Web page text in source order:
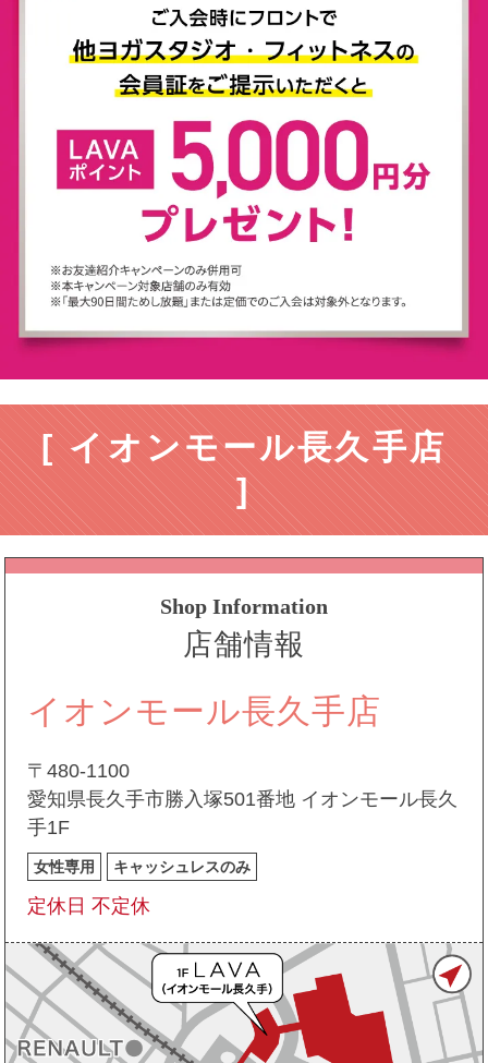
[ イオンモール長久手店
]
Shop Information
店舗情報
イオンモール長久手店
〒480-1100
愛知県長久手市勝入塚501番地 イオンモール長久
手1F
女性専用 キャッシュレスのみ
定休日 不定休